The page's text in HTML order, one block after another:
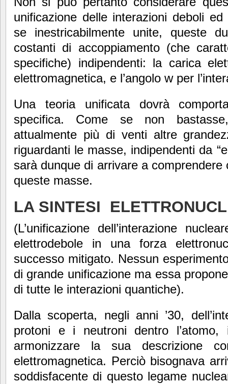
unificazione delle interazioni deboli
se inestricabilmente unite, queste
costanti di accoppiamento (che
specifiche) indipendenti: la carica
elettromagnetica, e l’angolo w per
Una teoria unificata dovrà
specifica. Come se non
attualmente più di venti altre
riguardanti le masse, indipendenti da
sarà dunque di arrivare a
queste masse.
LA SINTESI
(L’unificazione dell’interazione
elettrodebole in una forza
successo mitigato. Nessun
di grande unificazione ma essa
di tutte le interazioni quantiche).
Dalla scoperta, negli anni ’30,
protoni e i neutroni dentro
armonizzare la sua descrizione
elettromagnetica. Perciò bisognava
soddisfacente di questo legame